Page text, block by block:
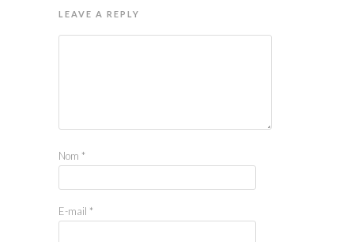
LEAVE A REPLY
Nom *
E-mail *